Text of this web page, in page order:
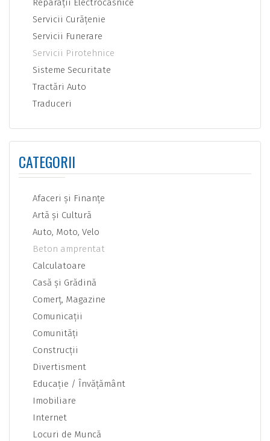
Reparaţii Electrocasnice
Servicii Curăţenie
Servicii Funerare
Servicii Pirotehnice
Sisteme Securitate
Tractări Auto
Traduceri
CATEGORII
Afaceri şi Finanţe
Artă şi Cultură
Auto, Moto, Velo
Beton amprentat
Calculatoare
Casă şi Grădină
Comerţ, Magazine
Comunicaţii
Comunităţi
Construcţii
Divertisment
Educaţie / Învăţământ
Imobiliare
Internet
Locuri de Muncă